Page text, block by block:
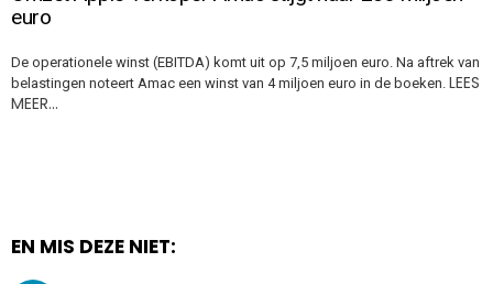
euro
De operationele winst (EBITDA) komt uit op 7,5 miljoen euro. Na aftrek van
belastingen noteert Amac een winst van 4 miljoen euro in de boeken. LEES
MEER…
EN MIS DEZE NIET: